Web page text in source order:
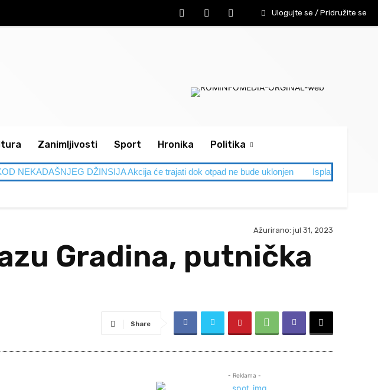
Ulogujte se / Pridružite se
Zanimljivosti Sport Hronika Politika
DŽINSIJA Akcija će trajati dok otpad ne bude uklonjen Isplate iz budžeta Grada
Ažurirano: jul 31, 2023
Gradina, putnička
Share
- Reklama -